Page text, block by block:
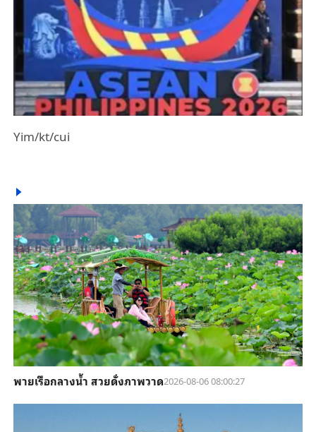
Yim/kt/cui
พายเรือกลางน้ำ สวยดั่งภาพวาด2026-08-06 08:00:27